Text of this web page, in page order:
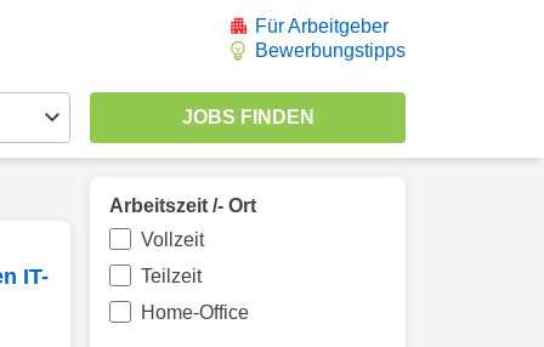
Für Arbeitgeber
Bewerbungstipps
IT-
Arbeitszeit /- Ort
Vollzeit
Teilzeit
Home-Office